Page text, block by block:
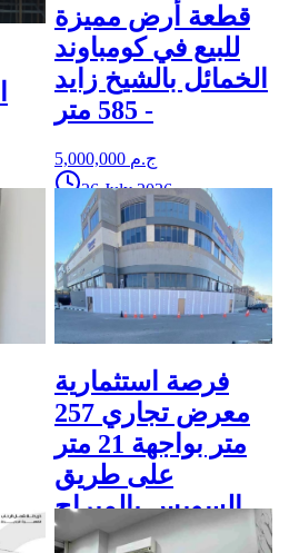
قطعة أرض مميزة
للبيع في كومباوند
الخمائل بالشيخ زايد
- 585 متر
5,000,000 ج.م
26 July 2026
فرصة استثمارية
معرض تجاري 257
متر بواجهة 21 متر
على طريق
السويس بالميراچ
مول - التجمع الأول